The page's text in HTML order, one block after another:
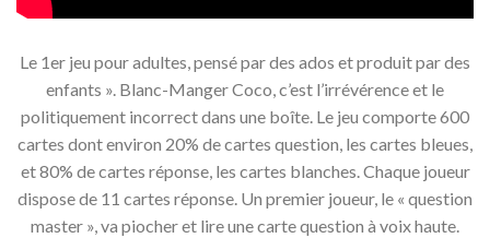
Le 1er jeu pour adultes, pensé par des ados et produit par des
enfants ». Blanc-Manger Coco, c’est l’irrévérence et le
politiquement incorrect dans une boîte. Le jeu comporte 600
cartes dont environ 20% de cartes question, les cartes bleues,
et 80% de cartes réponse, les cartes blanches. Chaque joueur
dispose de 11 cartes réponse. Un premier joueur, le « question
master », va piocher et lire une carte question à voix haute.